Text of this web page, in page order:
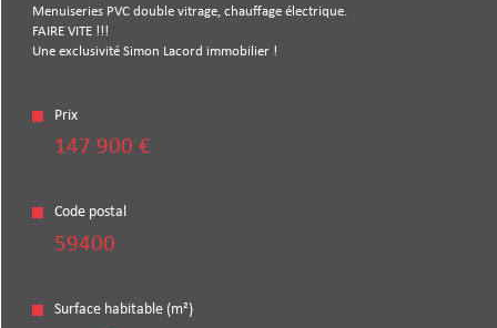
Menuiseries PVC double vitrage, chauffage électrique.
FAIRE VITE !!!
Une exclusivité Simon Lacord immobilier !
Prix
147 900 €
Code postal
59400
Surface habitable (m²)